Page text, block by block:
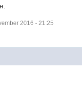
2016 - 21:25